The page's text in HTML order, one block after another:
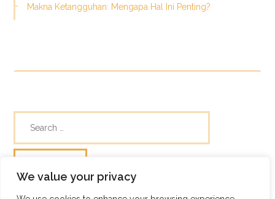
We value your privacy
Makna Ketangguhan: Mengapa Hal Ini Penting?